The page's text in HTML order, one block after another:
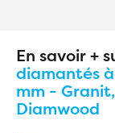
En savoir +
diamantés
mm -
Diamwood